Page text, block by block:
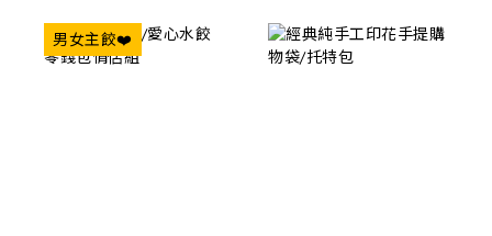
男女主餃❤️